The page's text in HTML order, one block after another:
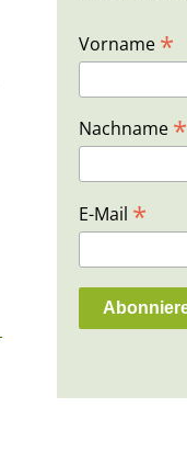
Vorname *
Nachname *
E-Mail *